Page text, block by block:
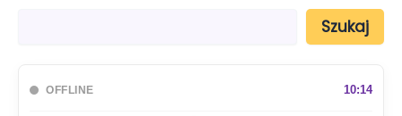
Szukaj
OFFLINE 10:14